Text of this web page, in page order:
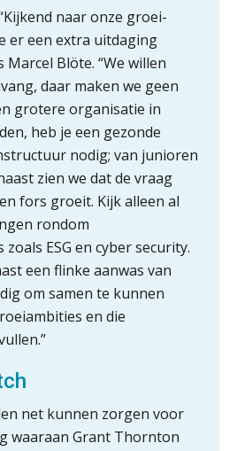
naar onze groei­
er een extra uitdaging
Marcel Blöte. “We willen
daar maken we geen
grotere organisatie in
heb je een gezonde
nodig; van junioren
zien we dat de vraag
fors groeit. Kijk alleen al
rondom
ESG en cyber security.
een flinke aanwas van
om samen te kunnen
en die
net kunnen zorgen voor
waaraan Grant Thornton
ICT & AI | Waarom inzicht nog geen
advies is
ICT & AI | De accountant als
Dashboard voor
administratiekantoren: al je klanten in
één overzicht
De vijf grootste uitdagingen in
capaciteitsplanning
Yousri Mandour: “Verandering begint
waar het schuurt”
Waarom het huidige verdienmodel
van accountants verleden tijd is
Wie is de eerste? De AI-revolutie
waar elk kantoor op wacht.